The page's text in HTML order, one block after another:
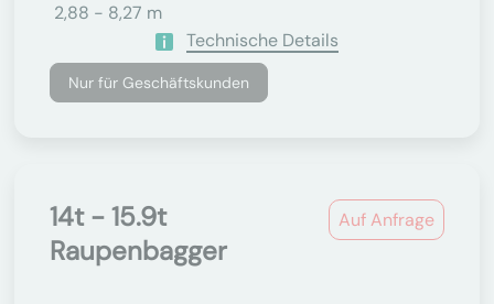
2,88 - 8,27 m
Technische Details
Nur für Geschäftskunden
Auf Anfrage
14t - 15.9t
Raupenbagger